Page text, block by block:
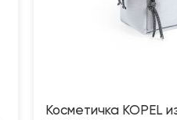
Косметичка KOPEL